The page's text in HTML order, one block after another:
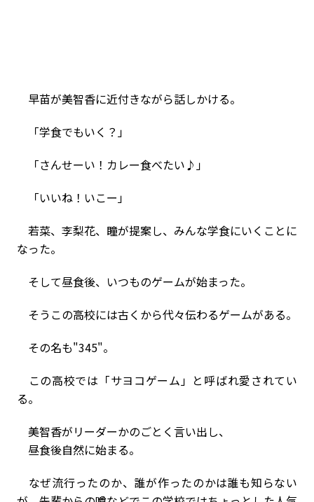
早苗が美智香に近付きながら話しかける。
「学食でもいく？」
「さんせーい！カレー食べたい♪」
「いいね！いこー」
若菜、李梨花、瞳が提案し、みんな学食にいくことに
なった。
そして昼食後、いつものゲームが始まった。
そうこの高校には古くから代々伝わるゲームがある。
その名も"345"。
この高校では「サヨコゲーム」と呼ばれ愛されてい
る。
美智香がリーダーかのごとく言い出し、
昼食後自然に始まる。
なぜ流行ったのか、誰が作ったのかは誰も知らない